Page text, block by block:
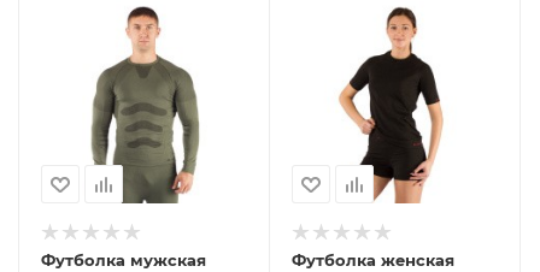
Футболка мужская
Футболка женская